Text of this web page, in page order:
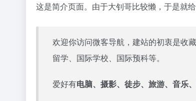
这是简介页面。由于大钊哥比较懒，于是就
欢迎你访问微客导航，建站的初衷是收
留学、国际学校、国际预科等。
爱好有电脑、摄影、徒步、旅游、音乐